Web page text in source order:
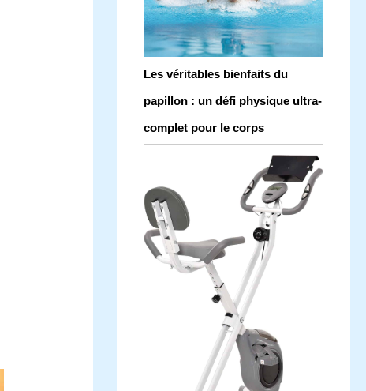
Les véritables bienfaits du
papillon : un défi physique ultra-
complet pour le corps